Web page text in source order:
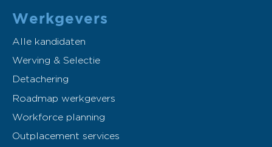
Werkgevers
Alle kandidaten
Werving & Selectie
Detachering
Roadmap werkgevers
Workforce planning
Outplacement services